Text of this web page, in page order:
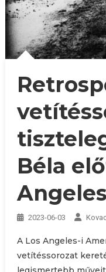
Béla
2023-06-03
A Los Angeles-i
vetítéssorozat